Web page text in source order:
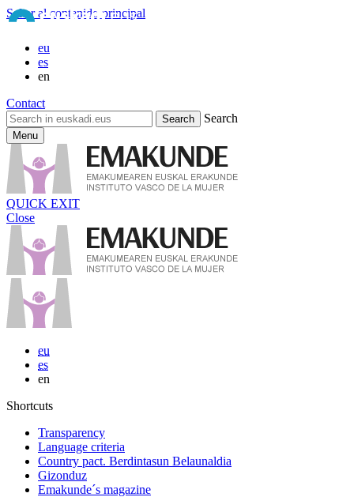
Saltar al contenido principal
eu
es
en
Contact
Search
Menu
QUICK EXIT
Close
eu
es
en
Shortcuts
Transparency
Language criteria
Country pact. Berdintasun Belaunaldia
Gizonduz
Emakunde´s magazine